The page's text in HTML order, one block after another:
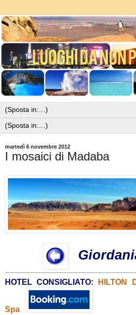
martedì 6 novembre 2012
I mosaici di Madaba
HOTEL CONSIGLIATO: HILTON
Spa